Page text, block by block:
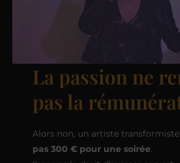
La passion ne
pas la
Alors non, un artiste transformiste
pas 300 € pour une soirée.